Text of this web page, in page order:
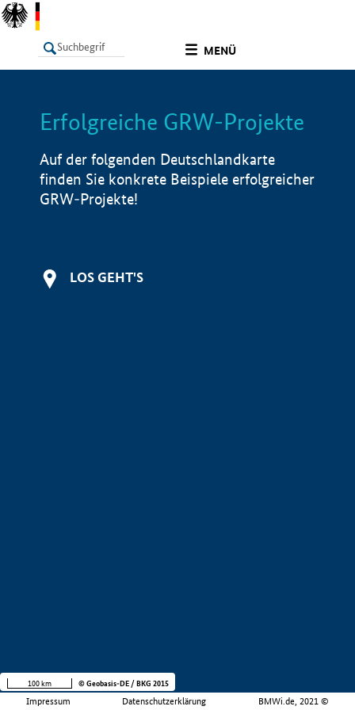
MENÜ
LISTE Info
Erfolgreiche GRW-Projekte
Auf der folgenden Deutschlandkarte
finden Sie konkrete Beispiele erfolgreicher
GRW-Projekte!
LOS GEHT'S
Impressum Datenschutzerklärung BMWi.de, 2021 ©
100 km © Geobasis-DE / BKG 2015